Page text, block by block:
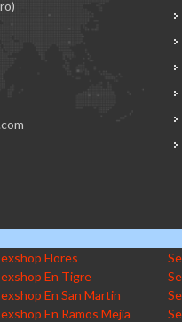
Flores
En Tigre
En San Martin
En Ramos Mejia